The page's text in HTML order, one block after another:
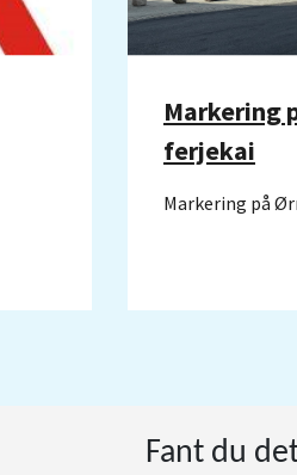
Markering
ferjekai
Markering på
Fant du